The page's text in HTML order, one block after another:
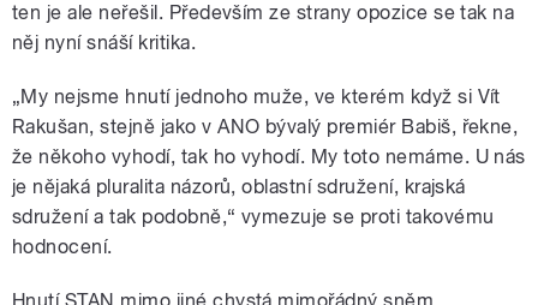
ten je ale neřešil. Především ze strany opozice se tak na
něj nyní snáší kritika.
„My nejsme hnutí jednoho muže, ve kterém když si Vít
Rakušan, stejně jako v ANO bývalý premiér Babiš, řekne,
že někoho vyhodí, tak ho vyhodí. My toto nemáme. U nás
je nějaká pluralita názorů, oblastní sdružení, krajská
sdružení a tak podobně,“ vymezuje se proti takovému
hodnocení.